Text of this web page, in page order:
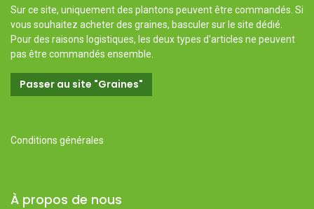
Sur ce site, uniquement des plantons peuvent être commandés. Si
vous souhaitez acheter des graines, basculer sur le site dédié.
Pour des raisons logistiques, les deux types d'articles ne peuvent
pas être commandés ensemble.
Passer au site "Graines"
Conditions générales
À propos de nous